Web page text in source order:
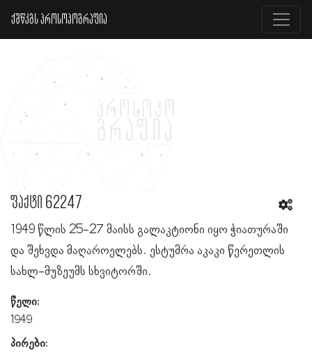
ქშწკგს პროსოპოგრაფია
ფაქტი 62247
1949 წლის 25-27 მაისს გალაკტიონი იყო ჭიათურაში
და შეხვდა მაღაროელებს. ესტუმრა აკაკი წერეთლის
სახლ-მუზეუმს სხვიტორში.
წელი:
1949
პირები: